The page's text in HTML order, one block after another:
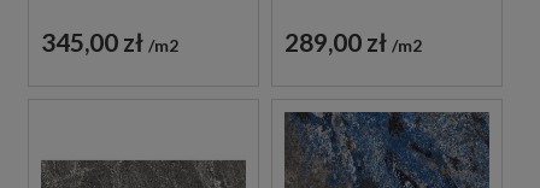
345,00 zł m2 289,00 zł m2